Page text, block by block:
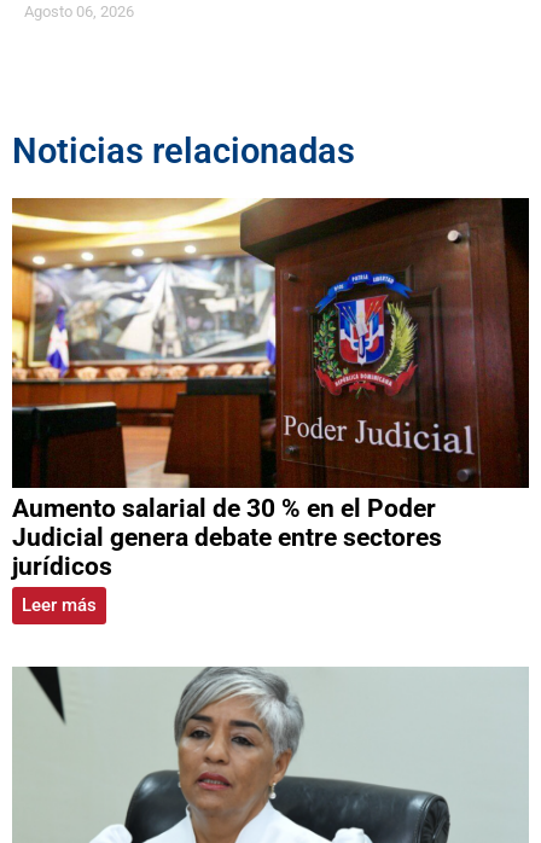
Agosto 06, 2026
Noticias relacionadas
Aumento salarial de 30 % en el Poder
Judicial genera debate entre sectores
jurídicos
Leer más